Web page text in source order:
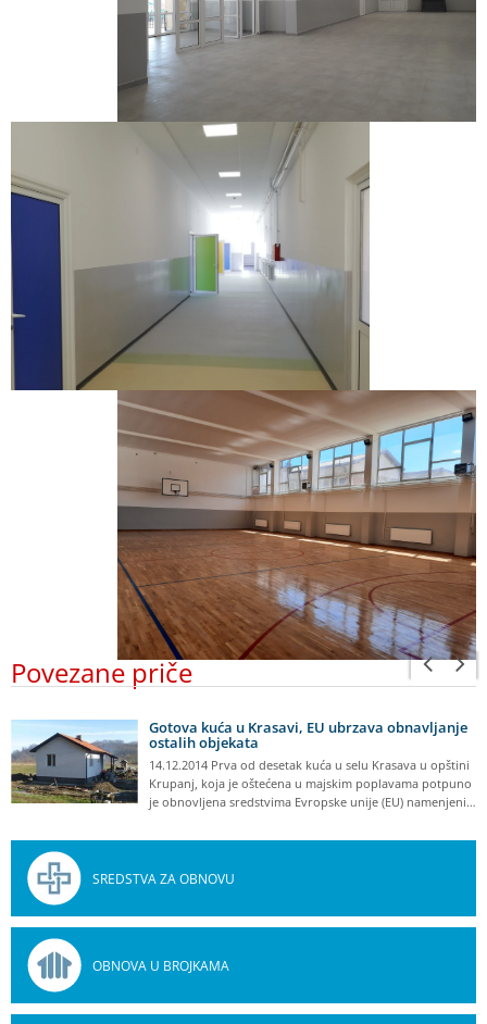
Povezane priče
Gotova kuća u Krasavi, EU ubrzava obnavljanje
ostalih objekata
14.12.2014 Prva od desetak kuća u selu Krasava u opštini
Krupanj, koja je oštećena u majskim poplavama potpuno
je obnovljena sredstvima Evropske unije (EU) namenjeni…
SREDSTVA ZA OBNOVU
OBNOVA U BROJKAMA